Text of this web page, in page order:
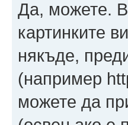
Да, можете.
картинките
някъде,
(например
можете да